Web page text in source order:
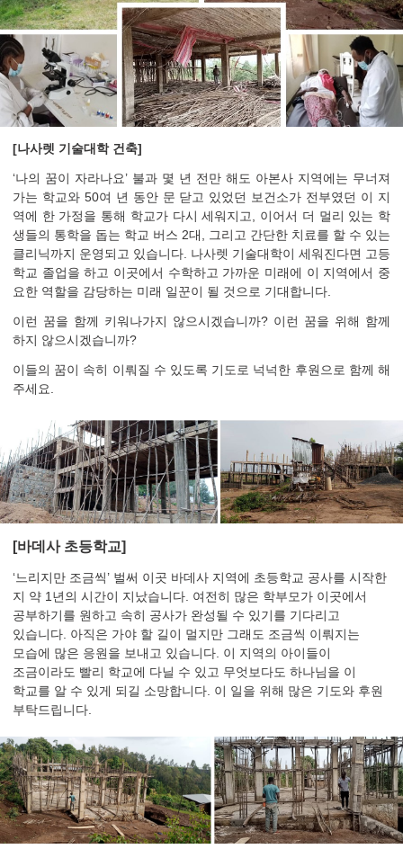
[나사렛 기술대학 건축]
‘나의 꿈이 자라나요’ 불과 몇 년 전만 해도 아본사 지역에는 무너져
가는 학교와 50여 년 동안 문 닫고 있었던 보건소가 전부였던 이 지
역에 한 가정을 통해 학교가 다시 세워지고, 이어서 더 멀리 있는 학
생들의 통학을 돕는 학교 버스 2대, 그리고 간단한 치료를 할 수 있는
클리닉까지 운영되고 있습니다. 나사렛 기술대학이 세워진다면 고등
학교 졸업을 하고 이곳에서 수학하고 가까운 미래에 이 지역에서 중
요한 역할을 감당하는 미래 일꾼이 될 것으로 기대합니다.
이런 꿈을 함께 키워나가지 않으시겠습니까? 이런 꿈을 위해 함께
하지 않으시겠습니까?
이들의 꿈이 속히 이뤄질 수 있도록 기도로 넉넉한 후원으로 함께 해
주세요.
[바데사 초등학교]
‘느리지만 조금씩’ 벌써 이곳 바데사 지역에 초등학교 공사를 시작한
지 약 1년의 시간이 지났습니다. 여전히 많은 학부모가 이곳에서
공부하기를 원하고 속히 공사가 완성될 수 있기를 기다리고
있습니다. 아직은 가야 할 길이 멀지만 그래도 조금씩 이뤄지는
모습에 많은 응원을 보내고 있습니다. 이 지역의 아이들이
조금이라도 빨리 학교에 다닐 수 있고 무엇보다도 하나님을 이
학교를 알 수 있게 되길 소망합니다. 이 일을 위해 많은 기도와 후원
부탁드립니다.